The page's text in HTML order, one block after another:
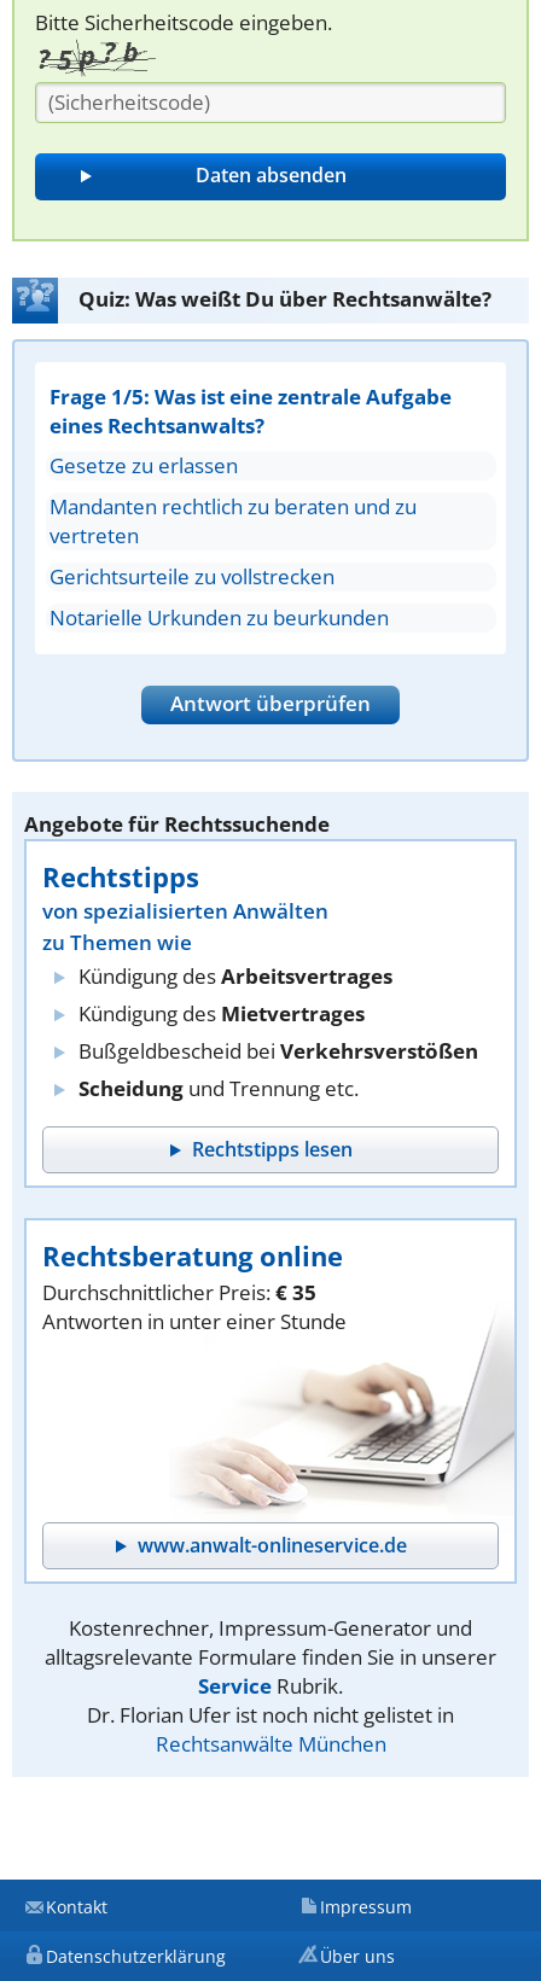
Bitte Sicherheitscode eingeben.
Quiz: Was weißt Du über Rechtsanwälte?
Frage 1/5: Was ist eine zentrale Aufgabe
eines Rechtsanwalts?
Gesetze zu erlassen
Mandanten rechtlich zu beraten und zu
vertreten
Gerichtsurteile zu vollstrecken
Notarielle Urkunden zu beurkunden
Antwort überprüfen
Angebote für Rechtssuchende
Rechtstipps
von spezialisierten Anwälten
zu Themen wie
Kündigung desArbeitsvertrages
Kündigung des Mietvertrages
Bußgeldbescheid bei Verkehrsverstößen
Scheidung und Trennung etc.
Rechtstipps lesen
Rechtsberatung online
Durchschnittlicher Preis:€ 35
Antworten in unter einer Stunde
www.anwalt-onlineservice.de
Kostenrechner, Impressum-Generator und
alltagsrelevante Formulare finden Sie in unserer
Service Rubrik.
Dr. Florian Ufer ist noch nicht gelistet in
Rechtsanwälte München
Kontakt Impressum
Datenschutzerklärung Über uns